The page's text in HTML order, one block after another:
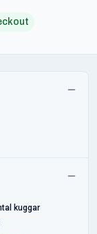
kuggar